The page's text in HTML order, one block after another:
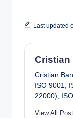
Last updated
Cristian
Cristian
ISO 9001,
22000),
View All